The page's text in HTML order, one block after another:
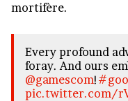
mortifère.
Every profound
foray. And ours
@gamescom!
pic.twitter.com/